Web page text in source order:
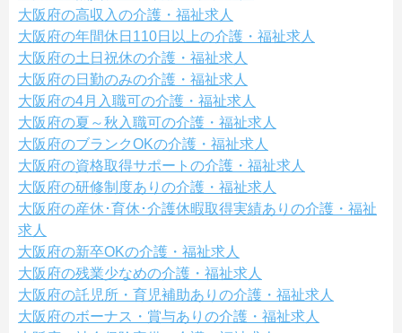
大阪府の高収入の介護・福祉求人
大阪府の年間休日110日以上の介護・福祉求人
大阪府の土日祝休の介護・福祉求人
大阪府の日勤のみの介護・福祉求人
大阪府の4月入職可の介護・福祉求人
大阪府の夏～秋入職可の介護・福祉求人
大阪府のブランクOKの介護・福祉求人
大阪府の資格取得サポートの介護・福祉求人
大阪府の研修制度ありの介護・福祉求人
大阪府の産休･育休･介護休暇取得実績ありの介護・福祉
求人
大阪府の新卒OKの介護・福祉求人
大阪府の残業少なめの介護・福祉求人
大阪府の託児所・育児補助ありの介護・福祉求人
大阪府のボーナス・賞与ありの介護・福祉求人